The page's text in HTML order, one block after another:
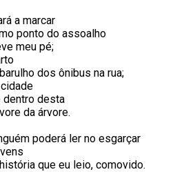
a marcar
ponto do assoalho
meu pé;
dos ônibus na rua;
dentro desta
da árvore.
poderá ler no esgarçar
que eu leio, comovido.